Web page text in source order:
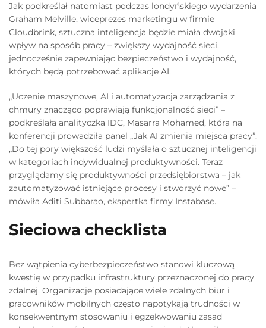
Jak podkreślał natomiast podczas londyńskiego wydarzenia
Graham Melville, wiceprezes marketingu w firmie
Cloudbrink, sztuczna inteligencja będzie miała dwojaki
wpływ na sposób pracy – zwiększy wydajność sieci,
jednocześnie zapewniając bezpieczeństwo i wydajność,
których będą potrzebować aplikacje AI.
„Uczenie maszynowe, AI i automatyzacja zarządzania z
chmury znacząco poprawiają funkcjonalność sieci” –
podkreślała analityczka IDC, Masarra Mohamed, która na
konferencji prowadziła panel „Jak AI zmienia miejsca pracy”.
„Do tej pory większość ludzi myślała o sztucznej inteligencji
w kategoriach indywidualnej produktywności. Teraz
przyglądamy się produktywności przedsiębiorstwa – jak
zautomatyzować istniejące procesy i stworzyć nowe” –
mówiła Aditi Subbarao, ekspertka firmy Instabase.
Sieciowa checklista
Bez wątpienia cyberbezpieczeństwo stanowi kluczową
kwestię w przypadku infrastruktury przeznaczonej do pracy
zdalnej. Organizacje posiadające wiele zdalnych biur i
pracowników mobilnych często napotykają trudności w
konsekwentnym stosowaniu i egzekwowaniu zasad